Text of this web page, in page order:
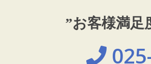
”お客様満足